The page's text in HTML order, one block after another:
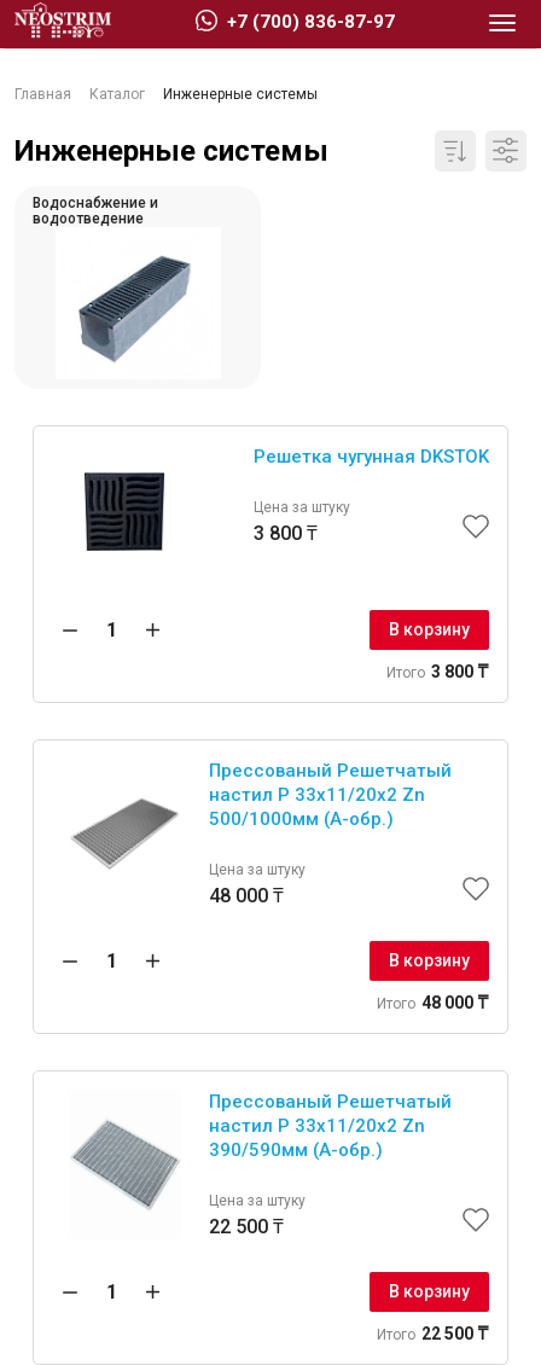
Главная Каталог Инженерные системы
Инженерные системы
Водоснабжение и
водоотведение
Решетка чугунная DKSTOK
Цена за штуку
3 800 ₸
В корзину
Итого 3 800 ₸
Прессованый Решетчатый
настил Р 33х11/20х2 Zn
500/1000мм (А-обр.)
Цена за штуку
48 000 ₸
В корзину
Итого 48 000 ₸
Прессованый Решетчатый
настил Р 33х11/20х2 Zn
390/590мм (А-обр.)
Цена за штуку
22 500 ₸
В корзину
Итого 22 500 ₸
+7 (700) 836-87-97
Стройматериалы
Сухие строительные смеси
Гидроизоляция
Изоляционные материалы
Ещё 2
Интерьер и отделка
Лакокрасочные материалы
Инженерные системы
Электро-оборудование
Инструменты
Малярный инструмент